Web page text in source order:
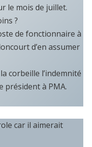
le mois de juillet.
?
de fonctionnaire à
d’en assumer
corbeille l’indemnité
président à PMA.
car il aimerait